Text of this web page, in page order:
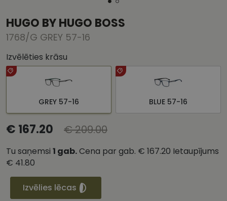
HUGO BY HUGO BOSS
1768/G GREY 57-16
Izvēlēties krāsu
GREY 57-16 BLUE 57-16
€ 167.20 € 209.00
Tu saņemsi 1 gab.Cena par gab. € 167.20 Ietaupījums
€ 41.80
Izvēlies lēcas